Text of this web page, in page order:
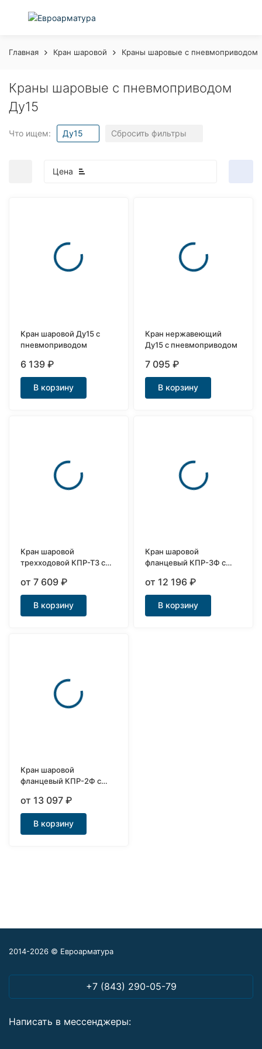
Главная Кран шаровой Краны шаровые с пневмоприводом
Краны шаровые с пневмоприводом
Ду15
Что ищем: Ду15 Сбросить фильтры
Цена
покупателей
Кран шаровой Ду15 с
пневмоприводом
6 139₽
В корзину
Кран нержавеющий
Ду15 с пневмоприводом
7 095₽
В корзину
Кран шаровой
трехходовой КПР-Т3 с
от 7 609₽
В корзину
Кран шаровой
фланцевый КПР-3Ф с
от 12 196₽
В корзину
Кран шаровой
фланцевый КПР-2Ф с
от 13 097₽
В корзину
2014-2026 © Евроарматура
+7 (843) 290-05-79
Написать в мессенджеры: